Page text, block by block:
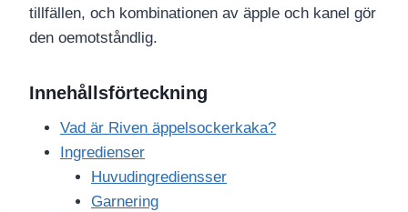
tillfällen, och kombinationen av äpple och kanel gör
den oemotståndlig.
Innehållsförteckning
Vad är Riven äppelsockerkaka?
Ingredienser
Huvudingrediensser
Garnering